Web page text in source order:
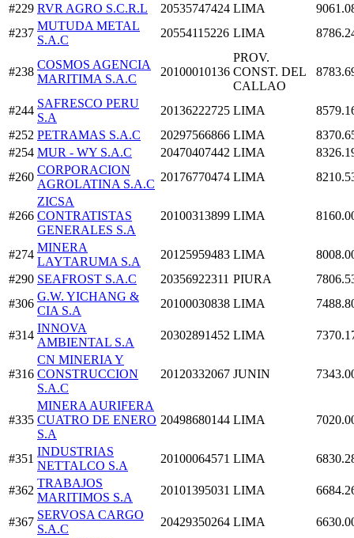
#229 RVR AGRO S.C.R.L 20535747424 LIMA
#237
MUTUDA METAL
S.A.C
20554115226 LIMA
#238
COSMOS AGENCIA
MARITIMA S.A.C
20100010136
PROV.
CONST. DEL
CALLAO
#244
SAFRESCO PERU
S.A
20136222725 LIMA
#252 PETRAMAS S.A.C 20297566866 LIMA
#254 MUR - WY S.A.C 20470407442 LIMA
#260
CORPORACION
AGROLATINA S.A.C
20176770474 LIMA
#266
ZICSA
CONTRATISTAS
GENERALES S.A
20100313899 LIMA
#274
MINERA
LAYTARUMA S.A
20125959483 LIMA
#290 SEAFROST S.A.C 20356922311 PIURA
#306
G.W. YICHANG &
CIA S.A
20100030838 LIMA
#314
INNOVA
AMBIENTAL S.A
20302891452 LIMA
#316
CN MINERIA Y
CONSTRUCCION
S.A.C
20120332067 JUNIN
#335
MINERA AURIFERA
CUATRO DE ENERO
S.A
20498680144 LIMA
#351
INDUSTRIAS
NETTALCO S.A
20100064571 LIMA
#362
TRABAJOS
MARITIMOS S.A
20101395031 LIMA
#367
SERVOSA CARGO
S.A.C
20429350264 LIMA